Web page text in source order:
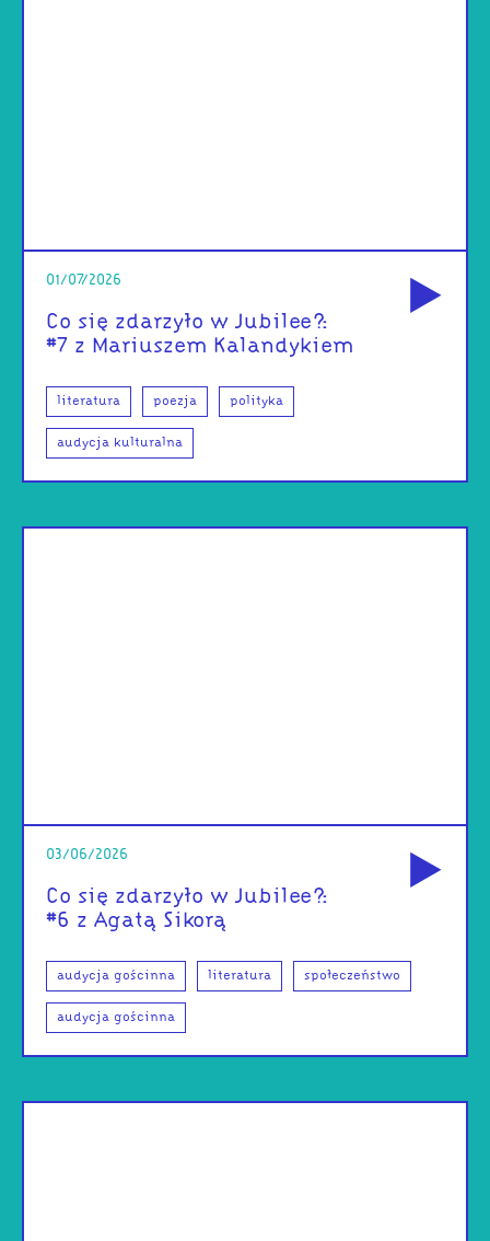
01/07/2026
Co się zdarzyło w Jubilee?:
#7 z Mariuszem Kalandykiem
literatura poezja polityka
audycja kulturalna
03/06/2026
Co się zdarzyło w Jubilee?:
#6 z Agatą Sikorą
audycja gościnna literatura społeczeństwo
audycja gościnna